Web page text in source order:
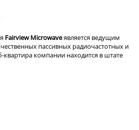
Fairview Microwaveявляется ведущим
пассивных радиочастотных и
компании находится в штате